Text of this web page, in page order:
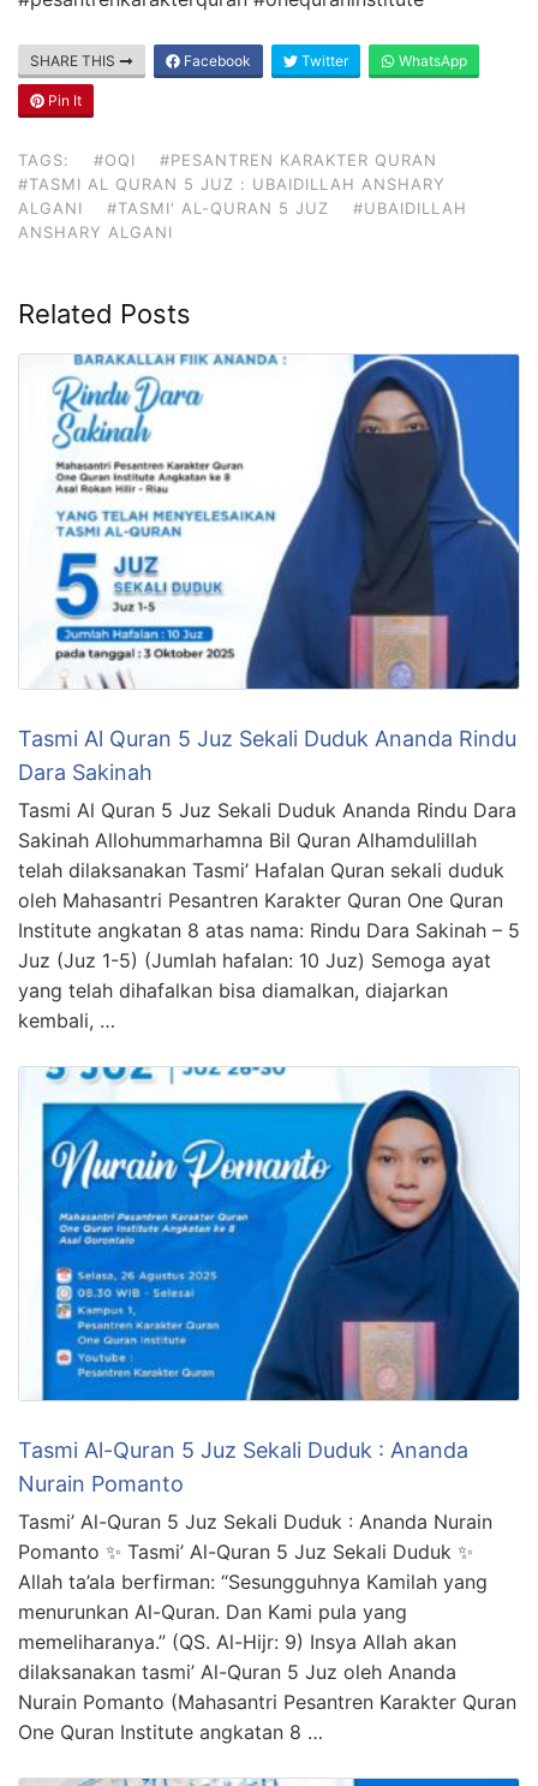
SHARE THIS Facebook Twitter WhatsApp
Pin It
TAGS: #OQI
#PESANTREN KARAKTER QURAN
#TASMI AL QURAN 5 JUZ : UBAIDILLAH ANSHARY
ALGANI
#TASMI' AL-QURAN 5 JUZ
#UBAIDILLAH
ANSHARY ALGANI
Related Posts
Tasmi Al Quran 5 Juz Sekali Duduk Ananda Rindu
Dara Sakinah
Tasmi Al Quran 5 Juz Sekali Duduk Ananda Rindu Dara
Sakinah Allohummarhamna Bil Quran Alhamdulillah
telah dilaksanakan Tasmi’ Hafalan Quran sekali duduk
oleh Mahasantri Pesantren Karakter Quran One Quran
Institute angkatan 8 atas nama: Rindu Dara Sakinah – 5
Juz (Juz 1-5) (Jumlah hafalan: 10 Juz) Semoga ayat
yang telah dihafalkan bisa diamalkan, diajarkan
kembali, …
Tasmi Al-Quran 5 Juz Sekali Duduk : Ananda
Nurain Pomanto
Tasmi’ Al-Quran 5 Juz Sekali Duduk : Ananda Nurain
Pomanto ✨ Tasmi’ Al-Quran 5 Juz Sekali Duduk ✨
Allah ta’ala berfirman: “Sesungguhnya Kamilah yang
menurunkan Al-Quran. Dan Kami pula yang
memeliharanya.” (QS. Al-Hijr: 9) Insya Allah akan
dilaksanakan tasmi’ Al-Quran 5 Juz oleh Ananda
Nurain Pomanto (Mahasantri Pesantren Karakter Quran
One Quran Institute angkatan 8 …